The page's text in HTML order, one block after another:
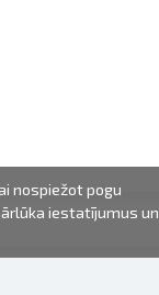
nospiežot pogu
iestatījumus un